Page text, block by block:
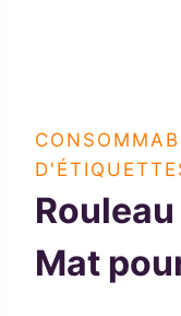
Mat